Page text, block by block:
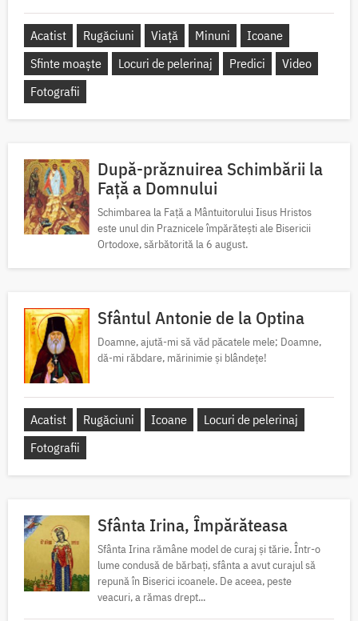
Acatist Rugăciuni Viață Minuni
Icoane
Sfinte moaște
Locuri de pelerinaj Predici
Video
Fotografii
După-prăznuirea Schimbării la
Față a Domnului
Schimbarea la Față a Mântuitorului Iisus Hristos
este unul din Praznicele împărătești ale Bisericii
Ortodoxe, sărbătorită la 6 august.
Sfântul Antonie de la Optina
Doamne, ajută-mi să văd păcatele mele; Doamne,
dă-mi răbdare, mărinimie şi blândeţe!
Acatist Rugăciuni Icoane
Locuri de pelerinaj
Fotografii
Sfânta Irina, Împărăteasa
Sfânta Irina rămâne model de curaj și tărie. Într-o
lume condusă de bărbați, sfânta a avut curajul să
repună în Biserici icoanele. De aceea, peste
veacuri, a rămas drept...